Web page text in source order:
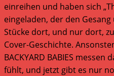
einreihen und haben sich
eingeladen, der den
Stücke dort, und nur dort,
Cover-Geschichte.
BACKYARD BABIES
fühlt, und jetzt gibt es nur